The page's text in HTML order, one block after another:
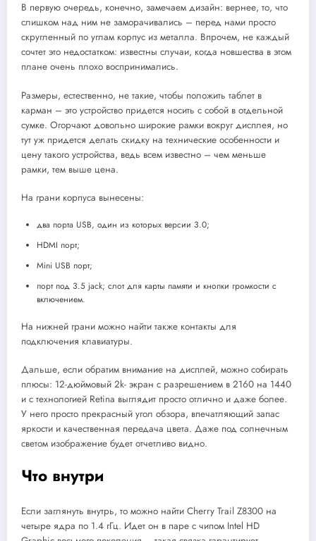
В первую очередь, конечно, замечаем дизайн: вернее, то, что
слишком над ним не заморачивались – перед нами просто
скругленный по углам корпус из металла. Впрочем, не каждый
сочтет это недостатком: известны случаи, когда новшества в этом
плане очень плохо воспринимались.
Размеры, естественно, не такие, чтобы положить таблет в
карман – это устройство придется носить с собой в отдельной
сумке. Огорчают довольно широкие рамки вокруг дисплея, но
тут уж придется делать скидку на технические особенности и
цену такого устройства, ведь всем известно – чем меньше
рамки, тем выше цена.
На грани корпуса вынесены:
два порта USB, один из которых версии 3.0;
HDMI порт;
Mini USB порт;
порт под 3.5 jack; слот для карты памяти и кнопки громкости с
включением.
На нижней грани можно найти также контакты для
подключения клавиатуры.
Дальше, если обратим внимание на дисплей, можно собирать
плюсы: 12-дюймовый 2k- экран с разрешением в 2160 на 1440
и с технологией Retina выглядит просто отлично и даже более.
У него просто прекрасный угол обзора, впечатляющий запас
яркости и качественная передача цвета. Даже под солнечным
светом изображение будет отчетливо видно.
Что внутри
Если заглянуть внутрь, то можно найти Cherry Trail Z8300 на
четыре ядра по 1.4 гГц. Идет он в паре с чипом Intel HD